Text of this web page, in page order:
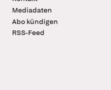
Mediadaten
Abo kündigen
RSS-Feed